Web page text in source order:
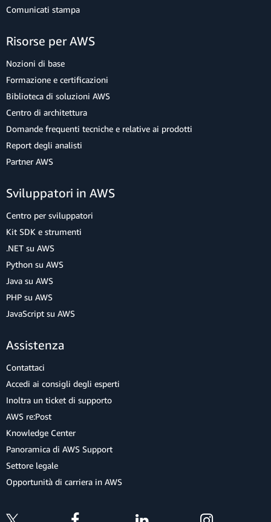
Comunicati stampa
Risorse per AWS
Nozioni di base
Formazione e certificazioni
Biblioteca di soluzioni AWS
Centro di architettura
Domande frequenti tecniche e relative ai prodotti
Report degli analisti
Partner AWS
Sviluppatori in AWS
Centro per sviluppatori
Kit SDK e strumenti
.NET su AWS
Python su AWS
Java su AWS
PHP su AWS
JavaScript su AWS
Assistenza
Contattaci
Accedi ai consigli degli esperti
Inoltra un ticket di supporto
AWS re:Post
Knowledge Center
Panoramica di AWS Support
Settore legale
Opportunità di carriera in AWS